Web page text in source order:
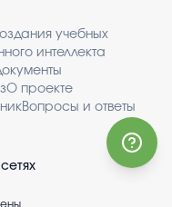
учебных
интеллекта
О проекте
Вопросы и ответы